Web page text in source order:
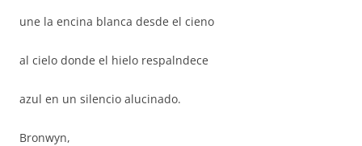
une la encina blanca desde el cieno
al cielo donde el hielo respalndece
azul en un silencio alucinado.
Bronwyn,